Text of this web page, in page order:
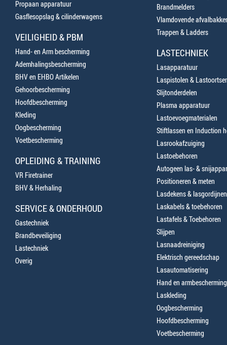
Propaan apparatuur
Gasflesopslag & cilinderwagens
VEILIGHEID & PBM
Hand- en Arm bescherming
Ademhalingsbescherming
BHV en EHBO Artikelen
Gehoorbescherming
Hoofdbescherming
Kleding
Oogbescherming
Voetbescherming
OPLEIDING & TRAINING
VR Firetrainer
BHV & Herhaling
SERVICE & ONDERHOUD
Gastechniek
Brandbeveiliging
Lastechniek
Overig
Brandmelders
Vlamdovende
Trappen & Ladders
LASTECHNIEK
Lasapparatuur
Laspistolen &
Slijtonderdelen
Plasma apparatuur
Lastoevoegmaterialen
Stiftlassen en Induction
Lasrookafzuiging
Lastoebehoren
Autogeen las- &
Positioneren & meten
Lasdekens & lasgordijnen
Laskabels & toebehoren
Lastafels & Toebehoren
Slijpen
Lasnaadreiniging
Elektrisch gereedschap
Lasautomatisering
Hand en armbescherming
Laskleding
Oogbescherming
Hoofdbescherming
Voetbescherming